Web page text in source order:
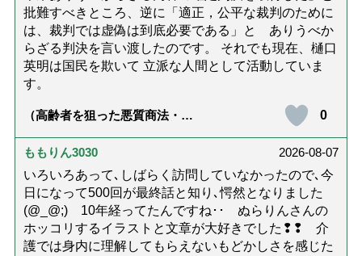
批難すべきところ、逆に「適正，公平な裁判のために
は、裁判では虚偽は到底必要である」と ありうべか
らざる判決を言い渡したのです。 それでも現在、樋口
英明は国民を欺いて 立派な人間として活動していま
す。
（高齢者を狙った悪質商法・訪
ないための4つの対策「騙されや
すい人の特徴は？」【社会福祉
0
ももりん3030
2026-08-07
いろいろあって､しばらく訪問していなかったので､今
日になって500回が最終話と知り､愕然となりました
(@_@;) 10年経ってたんですね･･ ぬらりんさんの
ホッコリするイラストと文章が大好きでした❢❢ 介
護では身内に理解してもらえないもどかしさを感じた